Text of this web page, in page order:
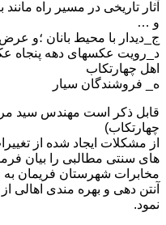
آثار تاریخی در مسیر راه
و …
ج_دیدار با محیط بانان ؛و
د_رویت عکسهای دهه پنجاه
اهل چهارتکاب
ه_ فروشندگان سیار
قابل ذکر است مهندس سید
چهارتکاب)
از مشکلات ایجاد شده از
های سنتی مطالبی را بیان
مخابرات شهرستان فریمان
آنتن دهی و بهره مندی اهالی
نمود.